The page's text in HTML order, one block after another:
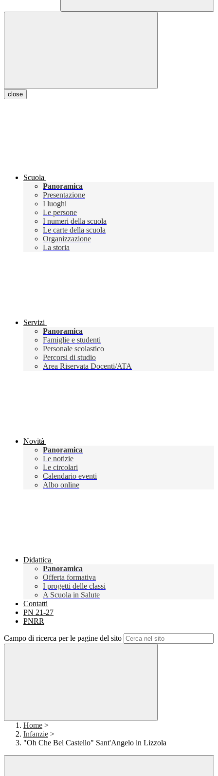
close
Scuola
Panoramica
Presentazione
I luoghi
Le persone
I numeri della scuola
Le carte della scuola
Organizzazione
La storia
Servizi
Panoramica
Famiglie e studenti
Personale scolastico
Percorsi di studio
Area Riservata Docenti/ATA
Novità
Panoramica
Le notizie
Le circolari
Calendario eventi
Albo online
Didattica
Panoramica
Offerta formativa
I progetti delle classi
A Scuola in Salute
Contatti
PN 21-27
PNRR
Campo di ricerca per le pagine del sito
Home >
Infanzie >
"Oh Che Bel Castello" Sant'Angelo in Lizzola